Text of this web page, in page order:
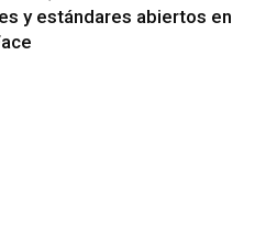
y estándares abiertos en